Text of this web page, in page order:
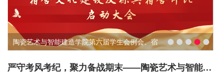
陶瓷艺术与智能建造学院第六届学生会例会、宿
严守考风考纪，聚力备战期末——陶瓷艺术与智能建造学院召开六月班团联席会